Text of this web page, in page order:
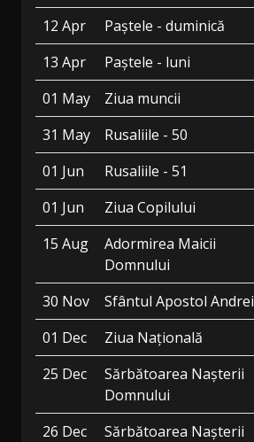
12 Apr
Paștele - duminică
13 Apr
Paștele - luni
01 May
Ziua muncii
31 May
Rusaliile - 50
01 Jun
Rusaliile - 51
01 Jun
Ziua Copilului
15 Aug
Adormirea Maicii
Domnului
30 Nov
Sfântul Apostol Andrei
01 Dec
Ziua Națională
25 Dec
Sărbătoarea Nașterii
Domnului
26 Dec
Sărbătoarea Nașterii